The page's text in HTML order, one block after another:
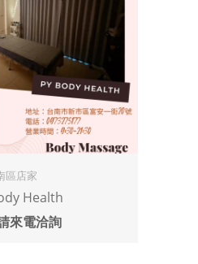
區店家
Health
來電洽詢